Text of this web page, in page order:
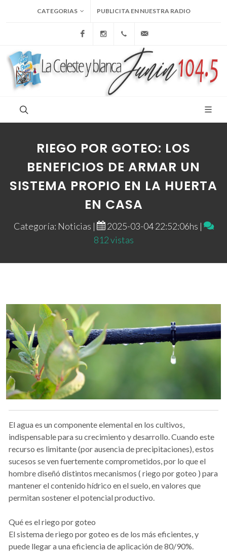
CATEGORIAS PUBLICITA EN NUESTRA RADIO
FacebookInstagram+54 9 236 465-4833
RIEGO POR GOTEO: LOS
BENEFICIOS DE ARMAR UN
SISTEMA PROPIO EN LA HUERTA
EN CASA
Categoría: Noticias |
2025-03-04 22:52:06hs |
812 vistas
El agua es un componente elemental en los cultivos,
indispensable para su crecimiento y desarrollo. Cuando este
recurso es limitante (por ausencia de precipitaciones), estos
sucesos se ven fuertemente comprometidos, por lo que el
hombre diseñó distintos mecanismos ( riego por goteo ) para
mantener el contenido hídrico en el suelo, en valores que
permitan sostener el potencial productivo.
Qué es el riego por goteo
El sistema de riego por goteo es de los más eficientes, y
puede llegar a una eficiencia de aplicación de 80/90%.